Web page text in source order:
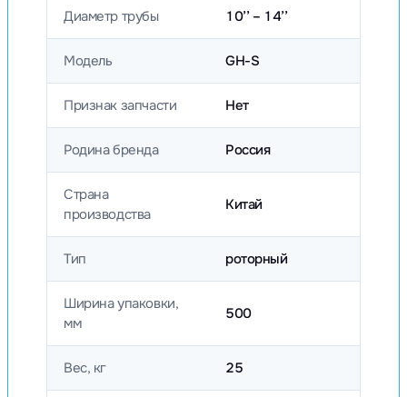
Диаметр трубы 10’’ – 14’’
Модель GH-S
Признак запчасти Нет
Родина бренда Россия
Страна
производства
Китай
Тип роторный
Ширина упаковки,
мм
500
Вес, кг 25